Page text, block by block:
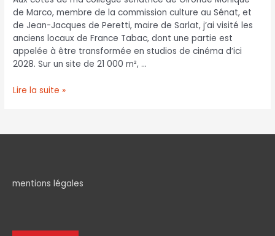
de Marco, membre de la commission culture au Sénat, et
de Jean-Jacques de Peretti, maire de Sarlat, j’ai visité les
anciens locaux de France Tabac, dont une partie est
appelée à être transformée en studios de cinéma d’ici
2028. Sur un site de 21 000 m², …
Lire la suite »
mentions légales